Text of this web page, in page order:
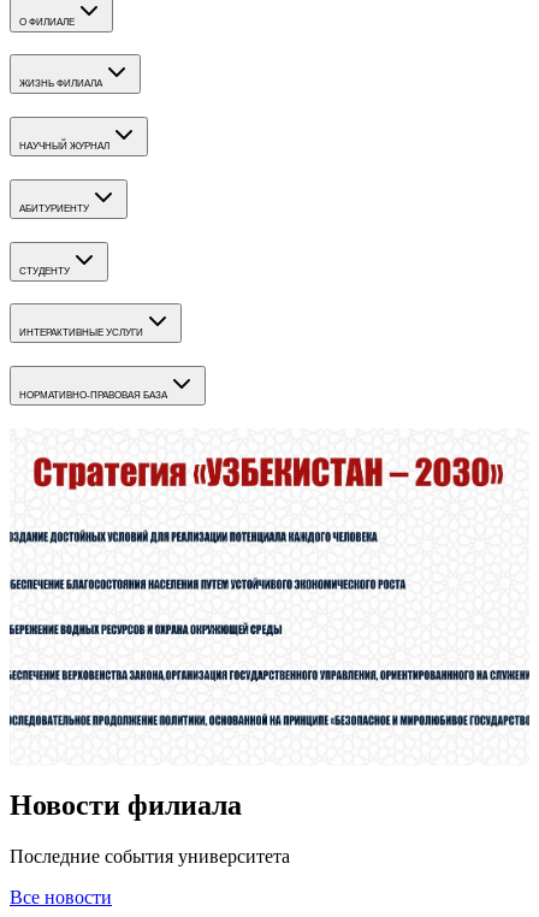
О ФИЛИАЛЕ
ЖИЗНЬ ФИЛИАЛА
НАУЧНЫЙ ЖУРНАЛ
АБИТУРИЕНТУ
СТУДЕНТУ
ИНТЕРАКТИВНЫЕ УСЛУГИ
НОРМАТИВНО-ПРАВОВАЯ БАЗА
Новости филиала
Последние события университета
Все новости